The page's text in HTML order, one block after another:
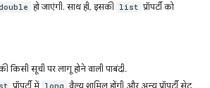
हो जाएंगी. साथ ही, इसकी list प्रॉपर्टी को
किसी सूची पर लागू होने वाली पाबंदी.
प्रॉपर्टी में long वैल्यू शामिल होंगी और अन्य प्रॉपर्टी सेट